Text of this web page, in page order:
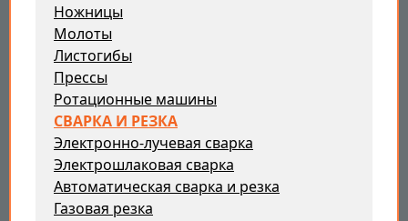
Ножницы
Молоты
Листогибы
Прессы
Ротационные машины
СВАРКА И РЕЗКА
Электронно-лучевая сварка
Электрошлаковая сварка
Автоматическая сварка и резка
Газовая резка